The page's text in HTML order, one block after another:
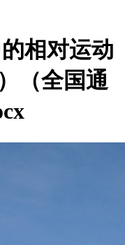
相对运动
（全国通